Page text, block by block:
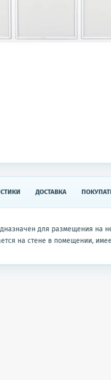
ДОСТАВКА
для размещения на
на стене в помещении,